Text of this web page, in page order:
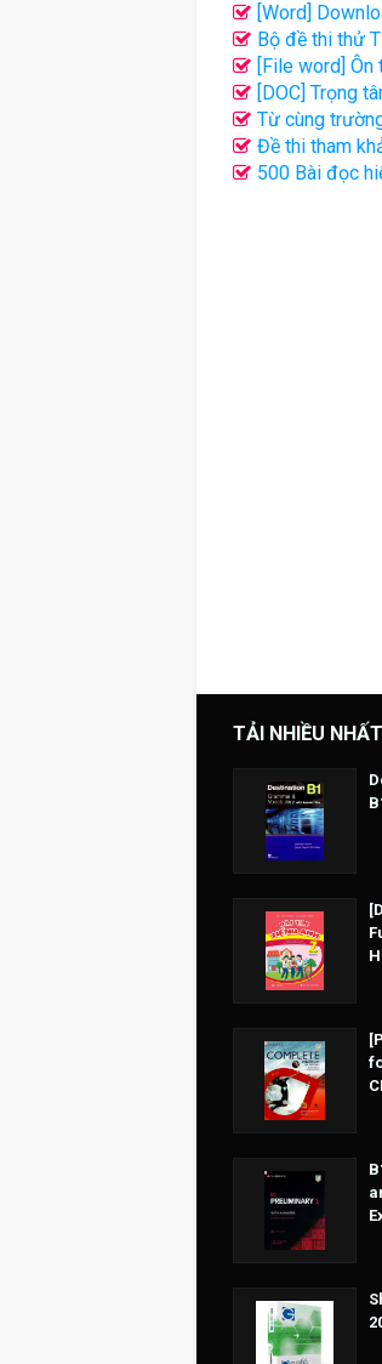
[Word]
Bộ đề thi thử
[File word]
[DOC] Trọng
Từ cùng
Đề thi tham
500 Bài đọc
TẢI NHIỀU NHẤT